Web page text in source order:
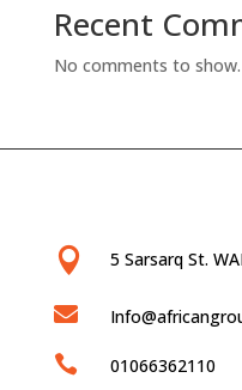
Recent
No comments to show.
 5 Sarsarq St.

 01066362110